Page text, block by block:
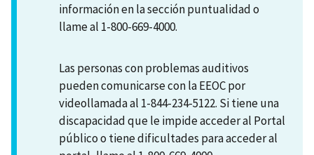
información en la sección puntualidad o
llame al 1-800-669-4000.
Las personas con problemas auditivos
pueden comunicarse con la EEOC por
videollamada al 1-844-234-5122. Si tiene una
discapacidad que le impide acceder al Portal
público o tiene dificultades para acceder al